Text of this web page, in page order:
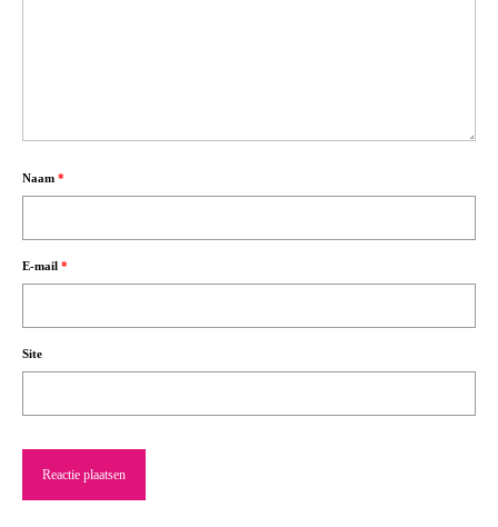
Naam *
E-mail *
Site